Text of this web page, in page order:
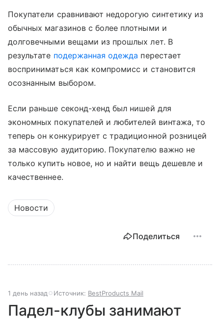
Покупатели сравнивают недорогую синтетику из
обычных магазинов с более плотными и
долговечными вещами из прошлых лет. В
результате подержанная одежда перестает
восприниматься как компромисс и становится
осознанным выбором.
Если раньше секонд-хенд был нишей для
экономных покупателей и любителей винтажа, то
теперь он конкурирует с традиционной розницей
за массовую аудиторию. Покупателю важно не
только купить новое, но и найти вещь дешевле и
качественнее.
Новости
Поделиться
1 день назад Источник: BestProducts Mail
Падел-клубы занимают